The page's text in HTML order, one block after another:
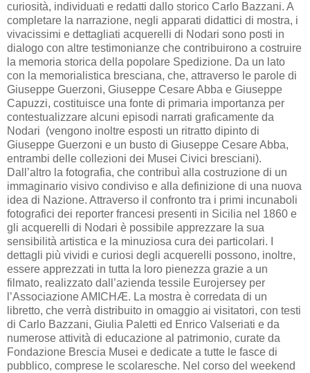
curiosità, individuati e redatti dallo storico Carlo Bazzani. A
completare la narrazione, negli apparati didattici di mostra, i
vivacissimi e dettagliati acquerelli di Nodari sono posti in
dialogo con altre testimonianze che contribuirono a costruire
la memoria storica della popolare Spedizione. Da un lato
con la memorialistica bresciana, che, attraverso le parole di
Giuseppe Guerzoni, Giuseppe Cesare Abba e Giuseppe
Capuzzi, costituisce una fonte di primaria importanza per
contestualizzare alcuni episodi narrati graficamente da
Nodari (vengono inoltre esposti un ritratto dipinto di
Giuseppe Guerzoni e un busto di Giuseppe Cesare Abba,
entrambi delle collezioni dei Musei Civici bresciani).
Dall’altro la fotografia, che contribuì alla costruzione di un
immaginario visivo condiviso e alla definizione di una nuova
idea di Nazione. Attraverso il confronto tra i primi incunaboli
fotografici dei reporter francesi presenti in Sicilia nel 1860 e
gli acquerelli di Nodari è possibile apprezzare la sua
sensibilità artistica e la minuziosa cura dei particolari. I
dettagli più vividi e curiosi degli acquerelli possono, inoltre,
essere apprezzati in tutta la loro pienezza grazie a un
filmato, realizzato dall’azienda tessile Eurojersey per
l’Associazione AMICHÆ. La mostra è corredata di un
libretto, che verrà distribuito in omaggio ai visitatori, con testi
di Carlo Bazzani, Giulia Paletti ed Enrico Valseriati e da
numerose attività di educazione al patrimonio, curate da
Fondazione Brescia Musei e dedicate a tutte le fasce di
pubblico, comprese le scolaresche. Nel corso del weekend